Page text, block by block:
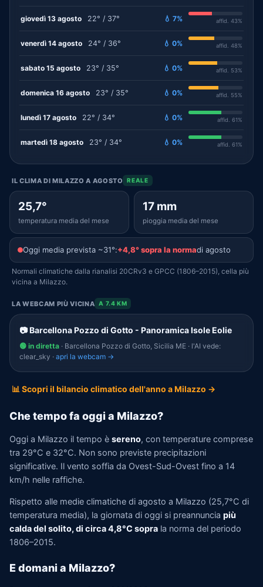
giovedì 13 agosto 22° / 37° 💧 7% affid. 43%
venerdì 14 agosto 24° / 36° 💧 0% affid. 48%
sabato 15 agosto 23° / 35° 💧 0% affid. 53%
domenica 16 agosto 23° / 35° 💧 0% affid. 55%
lunedì 17 agosto 22° / 34° 💧 0% affid. 61%
martedì 18 agosto 23° / 34° 💧 0% affid. 61%
IL CLIMA DI MILAZZO A AGOSTO REALE
25,7°
temperatura media del mese
17 mm
pioggia media del mese
Oggi media prevista ~31°:+4,8° sopra la normadi agosto
Normali climatiche dalla rianalisi 20CRv3 e GPCC (1806–2015), cella più
vicina a Milazzo.
LA WEBCAM PIÙ VICINA A 7.4 KM
📷 Barcellona Pozzo di Gotto - Panoramica Isole Eolie
🟢 in diretta · Barcellona Pozzo di Gotto, Sicilia ME · l'AI vede:
clear_sky · apri la webcam →
📊 Scopri il bilancio climatico dell'anno a Milazzo →
Che tempo fa oggi a Milazzo?
Oggi a Milazzo il tempo è sereno, con temperature comprese
tra 29°C e 32°C. Non sono previste precipitazioni
significative. Il vento soffia da Ovest-Sud-Ovest fino a 14
km/h nelle raffiche.
Rispetto alle medie climatiche di agosto a Milazzo (25,7°C di
temperatura media), la giornata di oggi si preannuncia più
calda del solito, di circa 4,8°C sopra la norma del periodo
1806–2015.
E domani a Milazzo?